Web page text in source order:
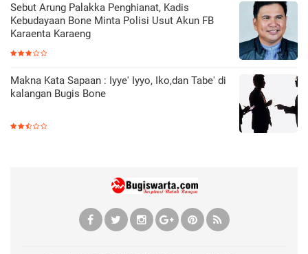
Sebut Arung Palakka Penghianat, Kadis
Kebudayaan Bone Minta Polisi Usut Akun FB
Karaenta Karaeng
Makna Kata Sapaan : Iyye' Iyyo, Iko,dan Tabe' di
kalangan Bugis Bone